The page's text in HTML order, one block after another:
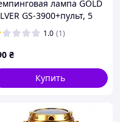
лампа GOLD
GS-3900+пульт, 5
корпус-пластик,
ip44,
акум
1.0 (1)
₴
Купить